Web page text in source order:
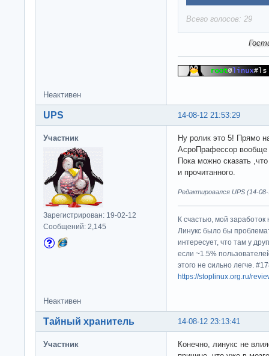
Всего голосов: 29
Неактивен
14-08-12 21:53:29
UPS
Участник
Зарегистрирован: 19-02-12
Сообщений: 2,145
Ну ролик это 5! Прямо
АсроПрафессор вообще
Пока можно сказать
и прочитанного.
Редактировался UPS (14-
К счастью, мой
Линукс было бы
интересует, что там у
если ~1.5%
этого не сильно легче.
https://stoplinux.org.ru/
Неактивен
14-08-12 23:13:41
Тайный хранитель
Участник
Конечно, линукс не